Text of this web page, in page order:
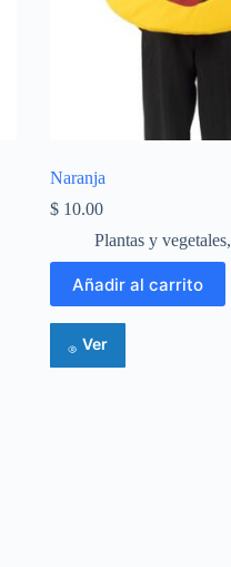
Naranja
$10.00
Plantas y vegetales,
Añadir al carrito
Ver